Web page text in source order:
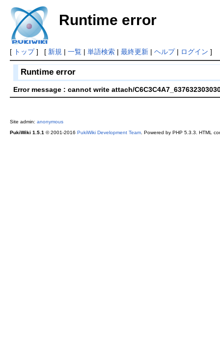
Runtime error
[ トップ] [ 新規 | 一覧| 単語検索| 最終更新| ヘルプ| ログイン ]
Runtime error
Error message : cannot write attach/
Site admin: anonymous
PukiWiki 1.5.1© 2001-2016 PukiWiki Development Team. Powered by PHP 5.3.3. HTML